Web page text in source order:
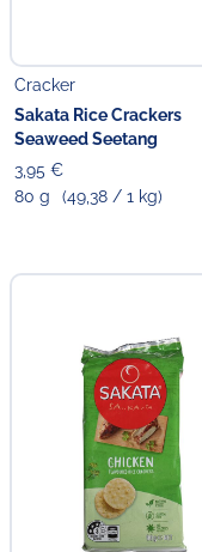
Cracker
Sakata Rice Crackers
Seaweed Seetang
3,95 €
80 g
(49,38 / 1 kg)